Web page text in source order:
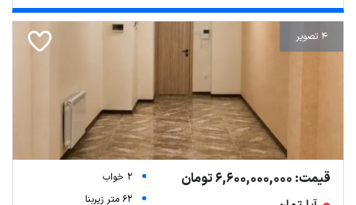
4 تصویر
قیمت: 6,600,000,000 تومان
2 خواب
62 متر زیربنا